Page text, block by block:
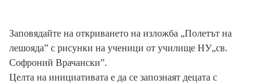
Заповядайте на откриването на изложба „Полетът на
лешояда” с рисунки на ученици от училище НУ„св.
Софроний Врачански”.
Целта на инициативата е да се запознаят децата с